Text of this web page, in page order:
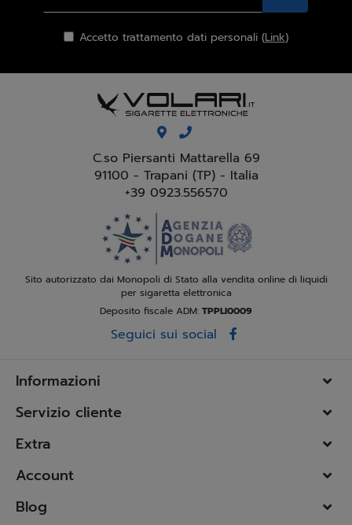
Accetto trattamento dati personali (Link)
C.so Piersanti Mattarella 69
91100 - Trapani (TP) - Italia
+39 0923.556570
Sito autorizzato dai Monopoli di Stato alla vendita online di liquidi
per sigaretta elettronica
Deposito fiscale ADM: TPPLI0009
Seguici sui social
Informazioni
Servizio cliente
Extra
Account
Blog